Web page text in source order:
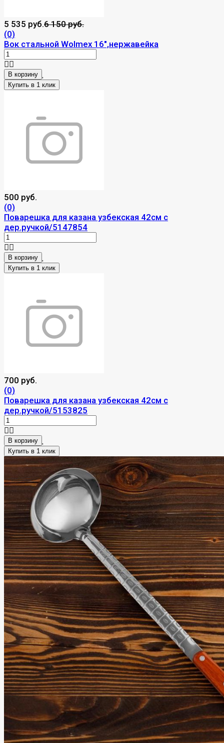
5 535 руб.6 150 руб.
(0)
Вок стальной Wolmex 16",нержавейка
В корзину
500 руб.
(0)
Поварешка для казана узбекская 42см с
дер.ручкой/5147854
В корзину
700 руб.
(0)
Поварешка для казана узбекская 42см с
дер.ручкой/5153825
В корзину